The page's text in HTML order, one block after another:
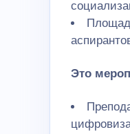
Это